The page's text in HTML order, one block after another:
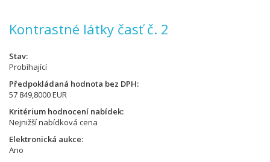
Kontrastné látky časť č. 2
Stav
Probíhající
Předpokládaná hodnota bez DPH
57 849,8000 EUR
Kritérium hodnocení nabídek
Nejnižší nabídková cena
Elektronická aukce
Ano